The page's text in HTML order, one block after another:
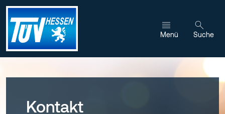
Zum Inhalt wechseln
Menü Suche
Kontakt